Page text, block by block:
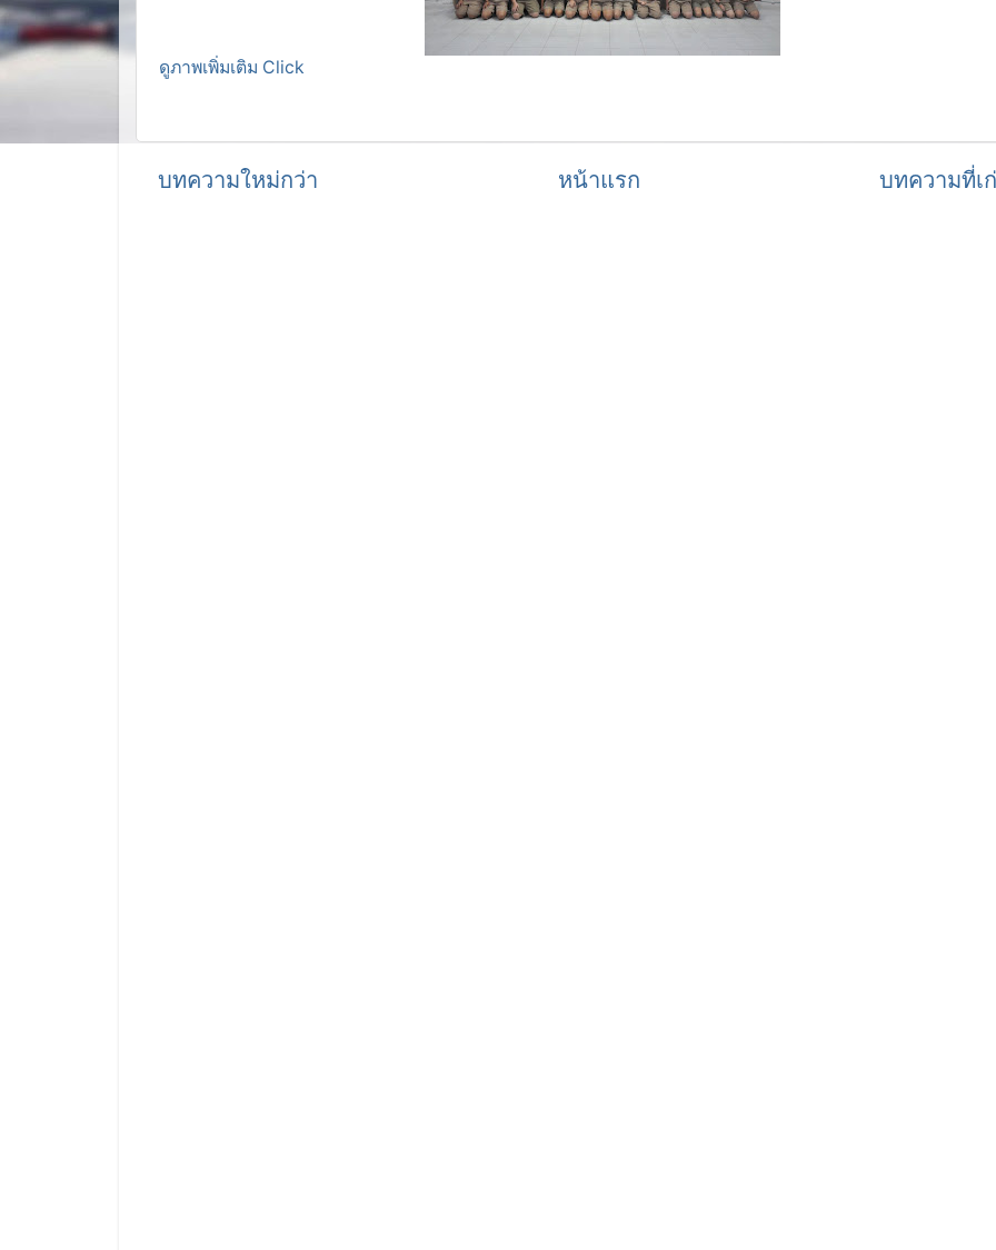
ดูภาพเพิ่มเติม Click
บทความใหม่กว่า บทความที่เ
หน้าแรก